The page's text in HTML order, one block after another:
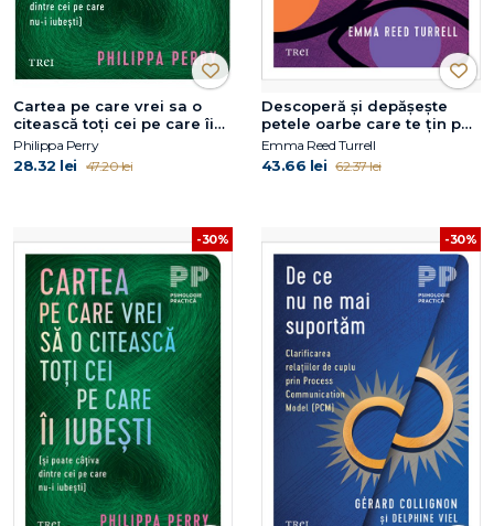
Cartea pe care vrei sa o
citească toți cei pe care îi
iubești
Philippa Perry
28.32 lei 47.20 lei
Descoperă și depășește
petele oarbe care te țin pe
loc
Emma Reed Turrell
43.66 lei 62.37 lei
-30% -30%